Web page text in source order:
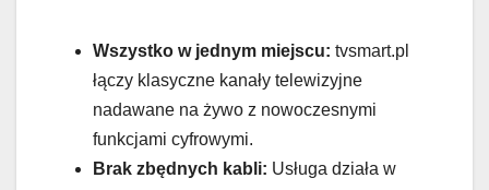
Wszystko w jednym miejscu: tvsmart.pl
łączy klasyczne kanały telewizyjne
nadawane na żywo z nowoczesnymi
funkcjami cyfrowymi.
Brak zbędnych kabli: Usługa działa w